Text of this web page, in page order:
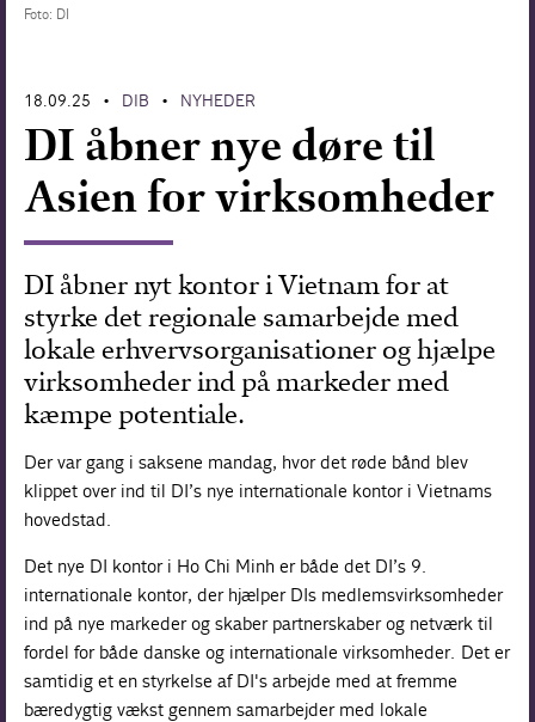
Foto: DI
18.09.25 • DIB • NYHEDER
DI åbner nye døre til
Asien for virksomheder
DI åbner nyt kontor i Vietnam for at
styrke det regionale samarbejde med
lokale erhvervsorganisationer og hjælpe
virksomheder ind på markeder med
kæmpe potentiale.
Der var gang i saksene mandag, hvor det røde bånd blev
klippet over ind til DI’s nye internationale kontor i Vietnams
hovedstad.
Det nye DI kontor i Ho Chi Minh er både det DI’s 9.
internationale kontor, der hjælper DIs medlemsvirksomheder
ind på nye markeder og skaber partnerskaber og netværk til
fordel for både danske og internationale virksomheder. Det er
samtidig et en styrkelse af DI's arbejde med at fremme
bæredygtig vækst gennem samarbejder med lokale